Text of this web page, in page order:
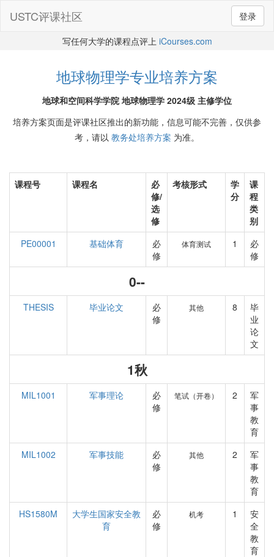
登录
USTC评课社区
写任何大学的课程点评上 iCourses.com
地球物理学专业培养方案
地球和空间科学学院 地球物理学 2024级 主修学位
培养方案页面是评课社区推出的新功能，信息可能不完善，仅供参
考，请以 教务处培养方案 为准。
课程号 课程名
必
修/
选
修
考核形式
学
分
课
程
类
别
PE00001
基础体育
必
修
体育测试 1
必
修
0--
THESIS 毕业论文
必
修
其他 8
毕
业
论
文
1秋
MIL1001 军事理论
必
修
笔试（开卷） 2
军
事
教
育
MIL1002
军事技能
必
修
其他 2
军
事
教
育
HS1580M
大学生国家安全教
育
必
修
机考 1
安
全
教
育